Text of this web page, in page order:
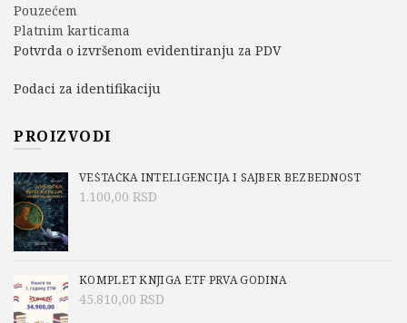
Pouzećem
Platnim karticama
Potvrda o izvršenom evidentiranju za PDV
Podaci za identifikaciju
PROIZVODI
VEŠTAČKA INTELIGENCIJA I SAJBER BEZBEDNOST
1.100,00 RSD
KOMPLET KNJIGA ETF PRVA GODINA
45.810,00 RSD